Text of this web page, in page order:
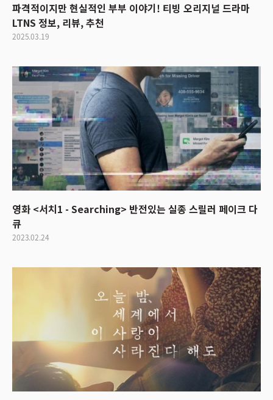
파격적이지만 현실적인 부부 이야기! 티빙 오리지널 드라마
LTNS 정보, 리뷰, 추천
2025.03.19
영화 <서치1 - Searching> 반전있는 실종 스릴러 페이크 다
큐
2023.02.24